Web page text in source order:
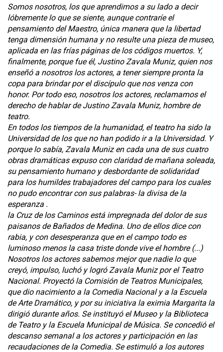
Somos nosotros, los que aprendimos a su lado a decir
lóbremente lo que se siente, aunque contraríe el
pensamiento del Maestro, única manera que la libertad
tenga dimensión humana y no resulte una pieza de museo,
aplicada en las frías páginas de los códigos muertos. Y,
finalmente, porque fue él, Justino Zavala Muniz, quien nos
enseñó a nosotros los actores, a tener siempre pronta la
copa para brindar por el discípulo que nos venza con
honor. Por todo eso, nosotros los actores, reclamamos el
derecho de hablar de Justino Zavala Muniz, hombre de
teatro.
En todos los tiempos de la humanidad, el teatro ha sido la
Universidad de los que no han podido ir a la Universidad. Y
porque lo sabía, Zavala Muniz en cada una de sus cuatro
obras dramáticas expuso con claridad de mañana soleada,
su pensamiento humano y desbordante de solidaridad
para los humildes trabajadores del campo para los cuales
no pudo encontrar con sus palabras- la divisa de la
esperanza .
la Cruz de los Caminos está impregnada del dolor de sus
paisanos de Bañados de Medina. Uno de ellos dice con
rabia, y con desesperanza que en el campo todo es
luminoso menos la casa triste donde vive el hombre (...)
Nosotros los actores sabemos mejor que nadie lo que
creyó, impulso, luchó y logró Zavala Muniz por el Teatro
Nacional. Proyectó la Comisión de Teatros Municipales,
que dio nacimiento a la Comedia Nacional y a la Escuela
de Arte Dramático, y por su iniciativa la eximia Margarita la
dirigió durante años. Se instituyó el Museo y la Biblioteca
de Teatro y la Escuela Municipal de Música. Se concedió el
descanso semanal a los actores y participación en las
recaudaciones de la Comedia. Se estimuló a los autores